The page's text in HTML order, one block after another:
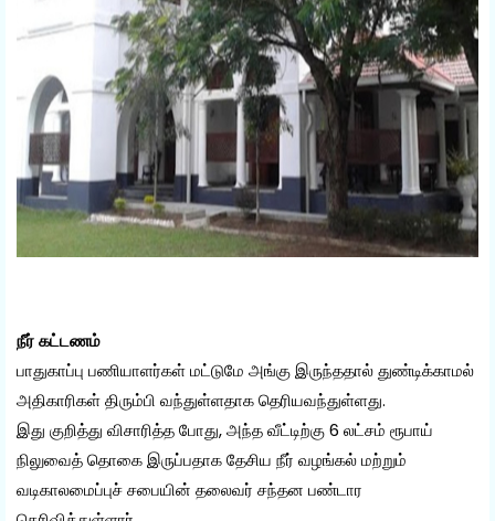
நீர் கட்டணம்
பாதுகாப்பு பணியாளர்கள் மட்டுமே அங்கு இருந்ததால் துண்டிக்காமல்
அதிகாரிகள் திரும்பி வந்துள்ளதாக தெரியவந்துள்ளது.
இது குறித்து விசாரித்த போது, ​​அந்த வீட்டிற்கு 6 லட்சம் ரூபாய்
நிலுவைத் தொகை இருப்பதாக தேசிய நீர் வழங்கல் மற்றும்
வடிகாலமைப்புச் சபையின் தலைவர் சந்தன பண்டார